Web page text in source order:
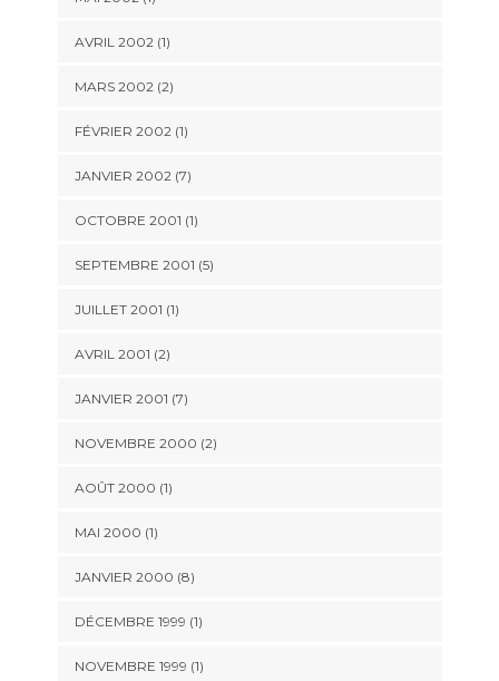
AVRIL 2002 (1)
MARS 2002 (2)
FÉVRIER 2002 (1)
JANVIER 2002 (7)
OCTOBRE 2001 (1)
SEPTEMBRE 2001 (5)
JUILLET 2001 (1)
AVRIL 2001 (2)
JANVIER 2001 (7)
NOVEMBRE 2000 (2)
AOÛT 2000 (1)
MAI 2000 (1)
JANVIER 2000 (8)
DÉCEMBRE 1999 (1)
NOVEMBRE 1999 (1)